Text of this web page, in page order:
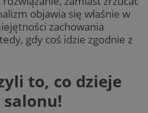
objawia się właśnie w
zachowania
gdy coś idzie zgodnie z
to, co dzieje